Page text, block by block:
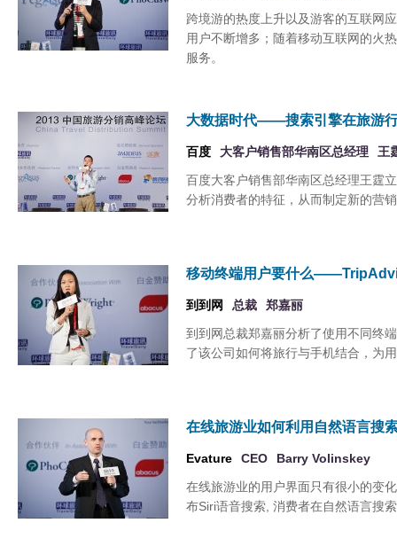
跨境游的热度上升以及游客的互联网
用户不断增多；随着移动互联网的火
服务。
大数据时代——搜索引擎在旅游
百度 大客户销售部华南区总经理
王
百度大客户销售部华南区总经理王霆
分析消费者的特征，从而制定新的营
移动终端用户要什么
到到网 总裁
郑嘉丽
到到网总裁郑嘉丽分析了使用不同终
了该公司如何将旅行与手机结合，为
在线旅游业如何利用自然语言搜
Evature CEO
Barry Volinskey
在线旅游业的用户界面只有很小的变
布Siri语音搜索, 消费者在自然语言搜